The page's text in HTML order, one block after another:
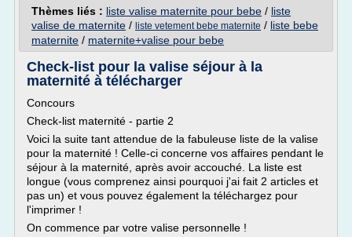
Thèmes liés : liste valise maternite pour bebe / liste
valise de maternite / liste vetement bebe maternite / liste bebe
maternite / maternite+valise pour bebe
Check-list pour la valise séjour à la
maternité à télécharger
Concours
Check-list maternité - partie 2
Voici la suite tant attendue de la fabuleuse liste de la valise
pour la maternité ! Celle-ci concerne vos affaires pendant le
séjour à la maternité, après avoir accouché. La liste est
longue (vous comprenez ainsi pourquoi j'ai fait 2 articles et
pas un) et vous pouvez également la téléchargez pour
l'imprimer !
On commence par votre valise personnelle !